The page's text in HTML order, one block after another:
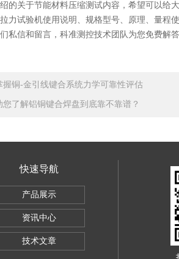
的关于节能材料压缩测试内容，希望可以给
力试验机使用说明、规格型号、原理、量程
私信和留言，科准测控技术团队为您免费解答
握铜-金引线键合系统力学可靠性评估
您了解铝铜键合焊盘到底靠不靠谱？
500
验机5KG
拉力测试机
快速导航
产品展示
资讯中心
技术文章